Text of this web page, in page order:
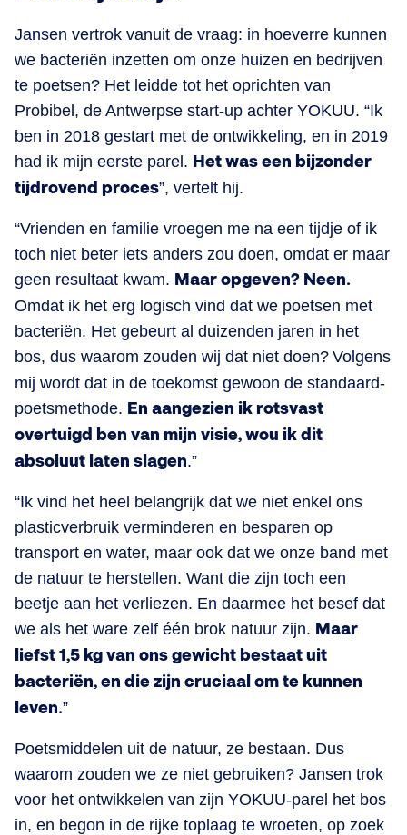
Jansen vertrok vanuit de vraag: in hoeverre kunnen
we bacteriën inzetten om onze huizen en bedrijven
te poetsen? Het leidde tot het oprichten van
Probibel, de Antwerpse start-up achter YOKUU. “Ik
ben in 2018 gestart met de ontwikkeling, en in 2019
had ik mijn eerste parel. Het was een bijzonder
tijdrovend proces”, vertelt hij.
“Vrienden en familie vroegen me na een tijdje of ik
toch niet beter iets anders zou doen, omdat er maar
geen resultaat kwam. Maar opgeven? Neen.
Omdat ik het erg logisch vind dat we poetsen met
bacteriën. Het gebeurt al duizenden jaren in het
bos, dus waarom zouden wij dat niet doen? Volgens
mij wordt dat in de toekomst gewoon de standaard-
poetsmethode. En aangezien ik rotsvast
overtuigd ben van mijn visie, wou ik dit
absoluut laten slagen.”
“Ik vind het heel belangrijk dat we niet enkel ons
plasticverbruik verminderen en besparen op
transport en water, maar ook dat we onze band met
de natuur te herstellen. Want die zijn toch een
beetje aan het verliezen. En daarmee het besef dat
we als het ware zelf één brok natuur zijn. Maar
liefst 1,5 kg van ons gewicht bestaat uit
bacteriën, en die zijn cruciaal om te kunnen
leven.”
Poetsmiddelen uit de natuur, ze bestaan. Dus
waarom zouden we ze niet gebruiken? Jansen trok
voor het ontwikkelen van zijn YOKUU-parel het bos
in, en begon in de rijke toplaag te wroeten, op zoek